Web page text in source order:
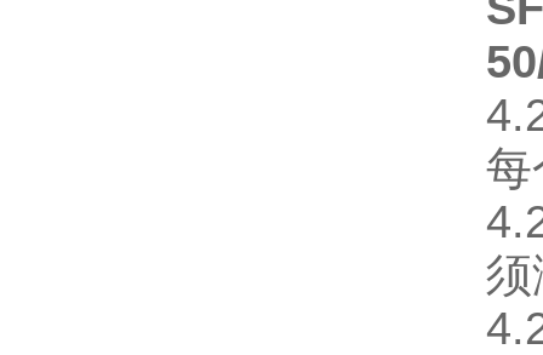
每
须